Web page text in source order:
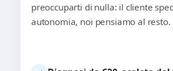
preoccuparti di nulla: il cliente
autonomia, noi pensiamo al resto.